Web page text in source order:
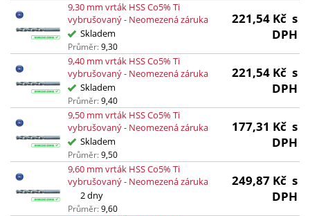
9,30 mm vrták HSS Co5% Ti
vybrušovaný - Neomezená záruka
Skladem
Průměr:9,30
221,54 Kč s
DPH
9,40 mm vrták HSS Co5% Ti
vybrušovaný - Neomezená záruka
Skladem
Průměr:9,40
221,54 Kč s
DPH
9,50 mm vrták HSS Co5% Ti
vybrušovaný - Neomezená záruka
Skladem
Průměr:9,50
177,31 Kč s
DPH
9,60 mm vrták HSS Co5% Ti
vybrušovaný - Neomezená záruka
2 dny
Průměr:9,60
249,87 Kč s
DPH